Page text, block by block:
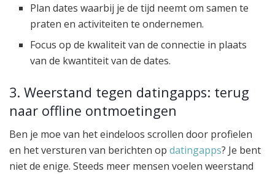
Plan dates waarbij je de tijd neemt om samen te
praten en activiteiten te ondernemen.
Focus op de kwaliteit van de connectie in plaats
van de kwantiteit van de dates.
3. Weerstand tegen datingapps: terug
naar offline ontmoetingen
Ben je moe van het eindeloos scrollen door profielen
en het versturen van berichten op datingapps? Je bent
niet de enige. Steeds meer mensen voelen weerstand